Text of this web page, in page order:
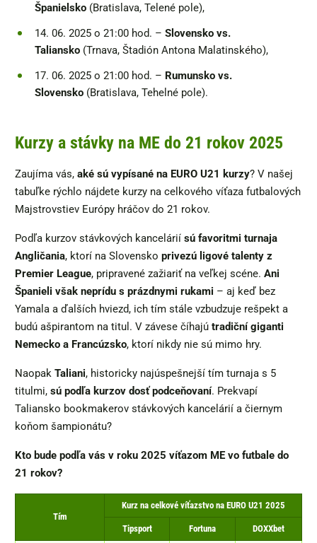
Španielsko (Bratislava, Telené pole),
14. 06. 2025 o 21:00 hod. – Slovensko vs.
Taliansko (Trnava, Štadión Antona Malatinského),
17. 06. 2025 o 21:00 hod. – Rumunsko vs.
Slovensko (Bratislava, Tehelné pole).
Kurzy a stávky na ME do 21 rokov 2025
Zaujíma vás, aké sú vypísané na EURO U21 kurzy? V našej
tabuľke rýchlo nájdete kurzy na celkového víťaza futbalových
Majstrovstiev Európy hráčov do 21 rokov.
Podľa kurzov stávkových kancelárií sú favoritmi turnaja
Angličania, ktorí na Slovensko privezú ligové talenty z
Premier League, pripravené zažiariť na veľkej scéne. Ani
Španieli však neprídu s prázdnymi rukami – aj keď bez
Yamala a ďalších hviezd, ich tím stále vzbudzuje rešpekt a
budú ašpirantom na titul. V závese číhajú tradiční giganti
Nemecko a Francúzsko, ktorí nikdy nie sú mimo hry.
Naopak Taliani, historicky najúspešnejší tím turnaja s 5
titulmi, sú podľa kurzov dosť podceňovaní. Prekvapí
Taliansko bookmakerov stávkových kancelárií a čiernym
koňom šampionátu?
Kto bude podľa vás v roku 2025 víťazom ME vo futbale do
21 rokov?
Tím
Kurz na celkové víťazstvo na EURO U21 2025
Tipsport Fortuna DOXXbet